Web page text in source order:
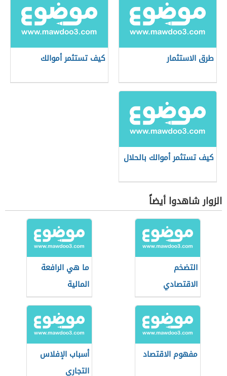
طرق الاستثمار كيف تستثمر أموالك
كيف تستثمر أموالك بالحلال
الزوار شاهدوا أيضاً
التضخم
الاقتصادي
ما هي الرافعة
المالية
مفهوم الاقتصاد
أسباب الإفلاس
التجاري